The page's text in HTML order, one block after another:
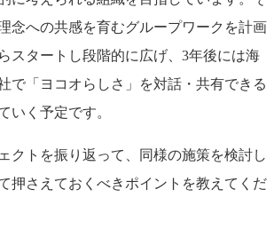
念への共感を育むグループワークを計画
スタートし段階的に広げ、3年後には海
で「ヨコオらしさ」を対話・共有できる
いく予定です。
トを振り返って、同様の施策を検討し
押さえておくべきポイントを教えてくだ